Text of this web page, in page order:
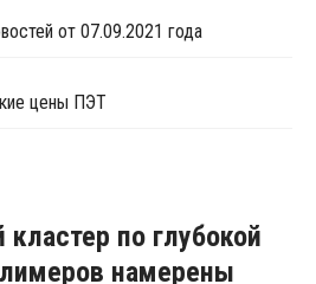
от 07.09.2021 года
цены ПЭТ
по глубокой
намерены